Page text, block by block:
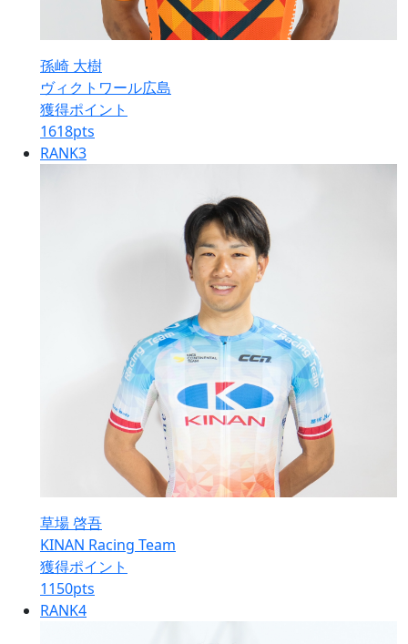
孫崎 大樹
ヴィクトワール広島
獲得ポイント
1618pts
RANK3
草場 啓吾
KINAN Racing Team
獲得ポイント
1150pts
RANK4